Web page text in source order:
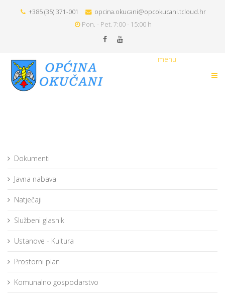
+385 (35) 371-001
opcina.okucani@opcokucani.tcloud.hr
Pon. - Pet. 7:00 - 15:00 h
menu
Dokumenti
Javna nabava
Natječaji
Službeni glasnik
Ustanove - Kultura
Prostorni plan
Komunalno gospodarstvo